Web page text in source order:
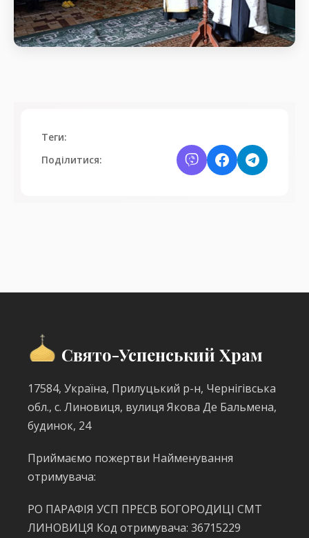
Теги:
Поділитися:
Свято-Успенський Храм
17584, Україна, Прилуцький р-н, Чернігівська
обл., с. Линовиця, вулиця Якова Де Бальмена,
будинок, 24
Приймаємо пожертви Найменування
отримувача:
РО ПАРАФІЯ УСП ПРЕСВ БОГОРОДИЦІ СМТ
ЛИНОВИЦЯ Код отримувача: 36715229